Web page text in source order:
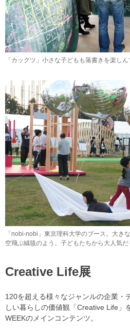
「カックツ」小さな子どもも落書きを楽しん
「nobi-nobi」東京理科大学のブース。大き
空飛ぶ絨毯のよう。子どもたちから大人気だ
Creative Life展
120を超える様々なジャンルの企業・
しい暮らしの価値観「Creative Life」
WEEKのメインコンテンツ。